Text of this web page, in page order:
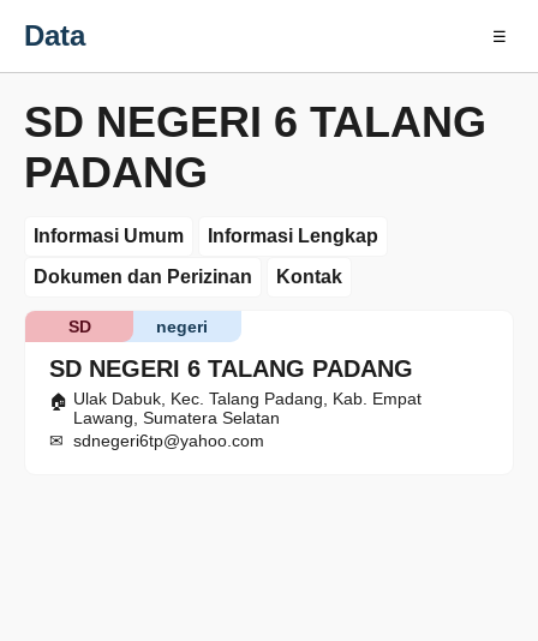
Data ☰
SD NEGERI 6 TALANG
PADANG
Informasi Umum
Informasi Lengkap
Dokumen dan Perizinan
Kontak
SD NEGERI 6 TALANG PADANG
negeri
SD
Ulak Dabuk, Kec. Talang Padang, Kab. Empat
Lawang, Sumatera Selatan
sdnegeri6tp@yahoo.com